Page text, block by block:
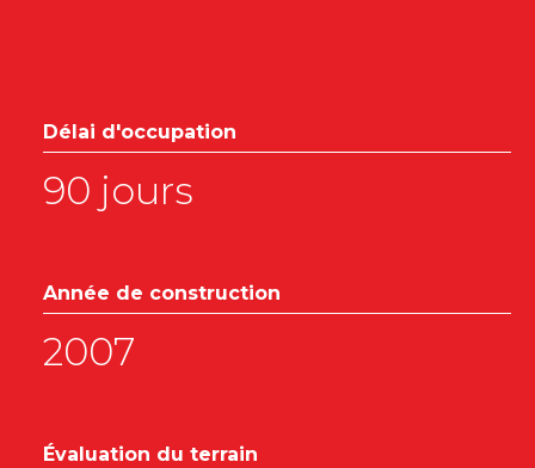
Délai d'occupation
90 jours
Année de construction
2007
Évaluation du terrain